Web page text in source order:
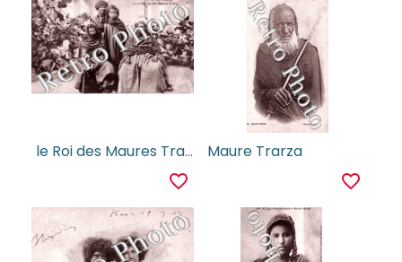
le Roi des Maures Trarza
favorite_border
Maure Trarza
favorite_border